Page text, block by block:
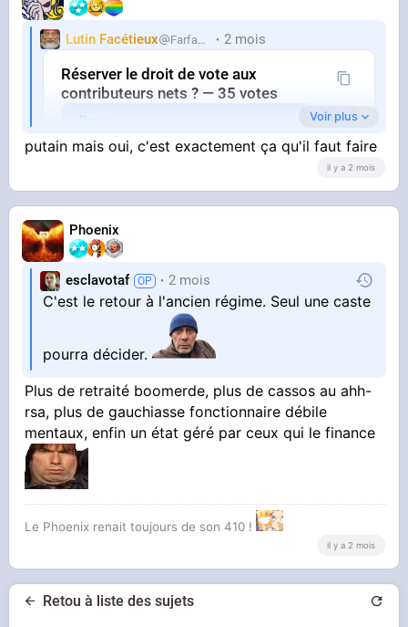
Lutin Facétieux Farfadet 2 mois
Réserver le droit de vote aux
contributeurs nets ? — 35 votes
Contre
par Farfadet il y a 2 mois
Voir plus
putain mais oui, c'est exactement ça qu'il faut faire
il y a 2 mois
Phoenix
esclavotaf 2 mois
C'est le retour à l'ancien régime. Seul une caste
pourra décider.
Plus de retraité boomerde, plus de cassos au ahh-
rsa, plus de gauchiasse fonctionnaire débile
mentaux, enfin un état géré par ceux qui le finance
Le Phoenix renait toujours de son 410 !
il y a 2 mois
Retou à liste des sujets